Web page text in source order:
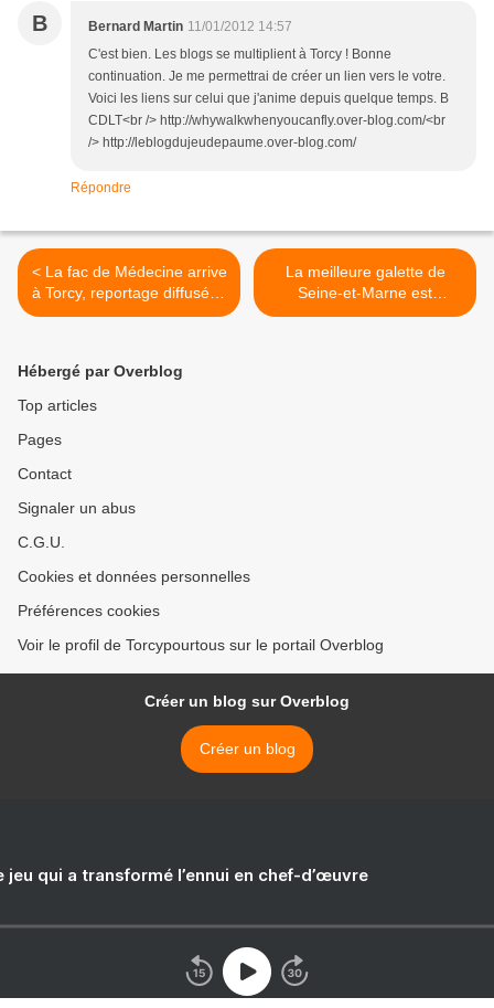
B Bernard Martin 11/01/2012 14:57
C'est bien. Les blogs se multiplient à Torcy ! Bonne
continuation. Je me permettrai de créer un lien vers le votre.
Voici les liens sur celui que j'anime depuis quelque temps. B
CDLT<br /> http://whywalkwhenyoucanfly.over-blog.com/<br
/> http://leblogdujeudepaume.over-blog.com/
Répondre
< La fac de Médecine arrive
à Torcy, reportage diffusé le
5 janvier sur Canal
La meilleure galette de
Seine-et-Marne est
torcéenne ! >
Hébergé par Overblog
Top articles
Pages
Contact
Signaler un abus
C.G.U.
Cookies et données personnelles
Préférences cookies
Voir le profil de Torcypourtous sur le portail Overblog
Créer un blog sur Overblog
Créer un blog
jeu qui a transformé l’ennui en chef-d’œuvre